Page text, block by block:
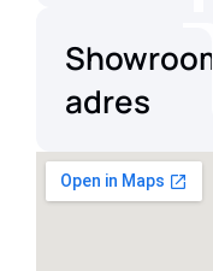
Showroom
adres